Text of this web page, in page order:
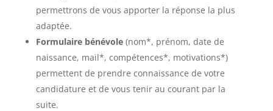
permettrons de vous apporter la réponse la plus
adaptée.
Formulaire bénévole(nom*, prénom, date de
naissance, mail*, compétences*, motivations*)
permettent de prendre connaissance de votre
candidature et de vous tenir au courant par la
suite.